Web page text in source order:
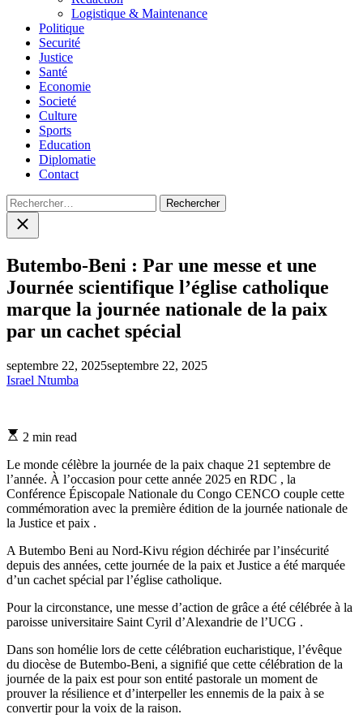
Logistique & Maintenance
Politique
Securité
Justice
Santé
Economie
Societé
Culture
Sports
Education
Diplomatie
Contact
Rechercher :
Close
search
Butembo-Beni : Par une messe et une
Journée scientifique l’église catholique
marque la journée nationale de la paix
par un cachet spécial
septembre 22, 2025septembre 22, 2025
Israel Ntumba
Estimated
time
2 min read
Le monde célèbre la journée de la paix chaque 21 septembre de
l’année. À l’occasion pour cette année 2025 en RDC , la
Conférence Épiscopale Nationale du Congo CENCO couple cette
commémoration avec la première édition de la journée nationale de
la Justice et paix .
A Butembo Beni au Nord-Kivu région déchirée par l’insécurité
depuis des années, cette journée de la paix et Justice a été marquée
d’un cachet spécial par l’église catholique.
Pour la circonstance, une messe d’action de grâce a été célébrée à la
paroisse universitaire Saint Cyril d’Alexandrie de l’UCG .
Dans son homélie lors de cette célébration eucharistique, l’évêque
du diocèse de Butembo-Beni, a signifié que cette célébration de la
journée de la paix est pour son entité pastorale un moment de
prouver la résilience et d’interpeller les ennemis de la paix à se
convertir pour la voix de la raison.